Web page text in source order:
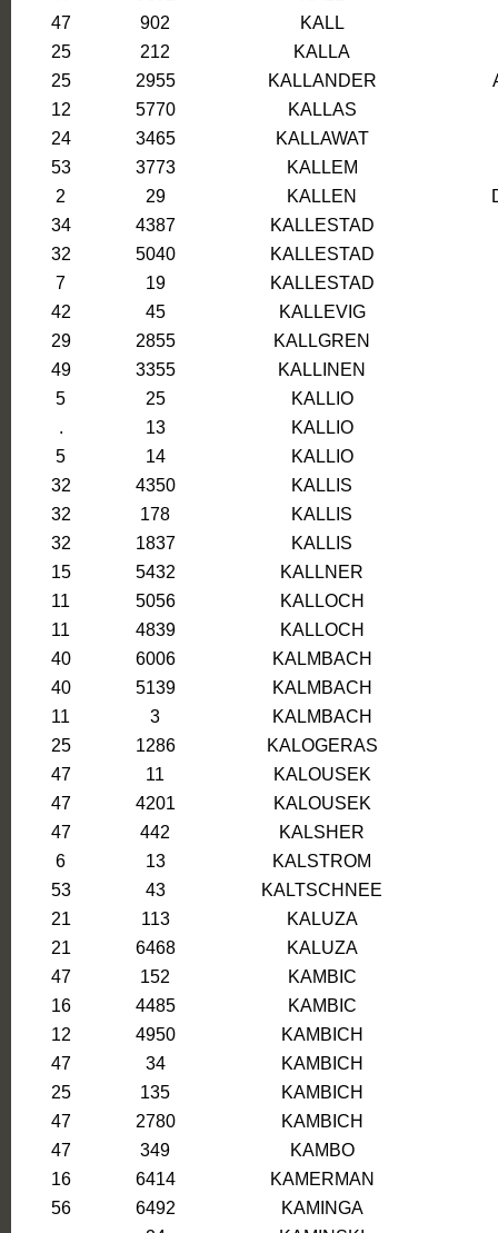
47
902
KALL
25
212
KALLA
25
2955 KALLANDER
12
5770
KALLAS
24
3465
KALLAWAT
53
3773 KALLEM
2
29 KALLEN
34
4387
KALLESTAD
32
5040
KALLESTAD
7
19
KALLESTAD
42
45
KALLEVIG
29
2855
KALLGREN
49
3355
KALLINEN
5
25
KALLIO
.
13
KALLIO
5
14
KALLIO
32
4350
KALLIS
32
178
KALLIS
32
1837
KALLIS
15
5432
KALLNER
11
5056
KALLOCH
11
4839
KALLOCH
40
6006
KALMBACH
40
5139
KALMBACH
11
3
KALMBACH
25
1286 KALOGERAS
47
11
KALOUSEK
47
4201
KALOUSEK
47
442
KALSHER
6
13
KALSTROM
53
43
KALTSCHNEE
21
113
KALUZA
21
6468
KALUZA
47
152
KAMBIC
16
4485
KAMBIC
12
4950
KAMBICH
47
34
KAMBICH
25
135
KAMBICH
47
2780
KAMBICH
47
349
KAMBO
16
6414
KAMERMAN
56
6492
KAMINGA